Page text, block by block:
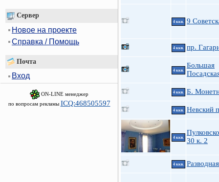
Сервер
Новое на проекте
Справка / Помощь
Почта
Вход
ON-LINE менеджер
по вопросам рекламы ICQ:468505597
4 ккв. 9
4 ккв. пр.
4 ккв.
Большая
4 ккв. Б.
4 ккв. Невский
4 ккв.
30 к. 2
4 ккв.